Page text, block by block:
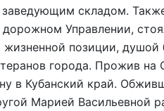
заведующим складом.
дорожном Управлении,
жизненной позиции,
города. Прожив на
в Кубанский край.
Марией Васильевной